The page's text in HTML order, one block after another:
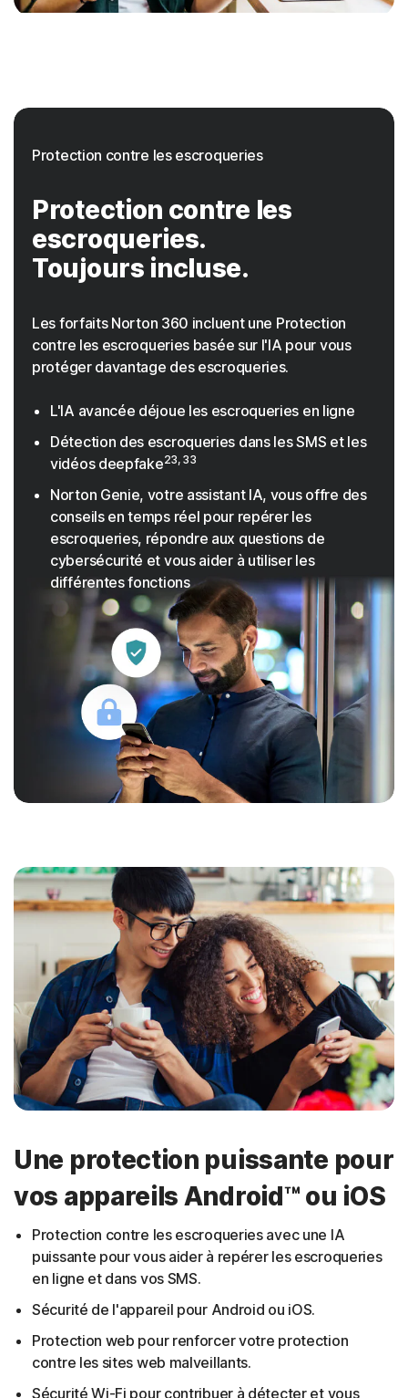
Protection contre les escroqueries
Protection contre les
escroqueries.
Toujours incluse.
Les forfaits Norton 360 incluent une Protection
contre les escroqueries basée sur l'IA pour vous
protéger davantage des escroqueries.
L'IA avancée déjoue les escroqueries en ligne
Détection des escroqueries dans les SMS et les
vidéos deepfake23, 33
Norton Genie, votre assistant IA, vous offre des
conseils en temps réel pour repérer les
escroqueries, répondre aux questions de
cybersécurité et vous aider à utiliser les
différentes fonctions
Une protection puissante pour
vos appareils Android™ ou iOS
Protection contre les escroqueries avec une IA
puissante pour vous aider à repérer les escroqueries
en ligne et dans vos SMS.
Sécurité de l'appareil pour Android ou iOS.
Protection web pour renforcer votre protection
contre les sites web malveillants.
Sécurité Wi-Fi pour contribuer à détecter et vous